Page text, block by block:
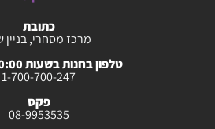
כתובת
מרכז מסחרי, בניין
טלפון בחנות בשעות 08:30-20:00
1-700-700-247
פקס
08-9953535